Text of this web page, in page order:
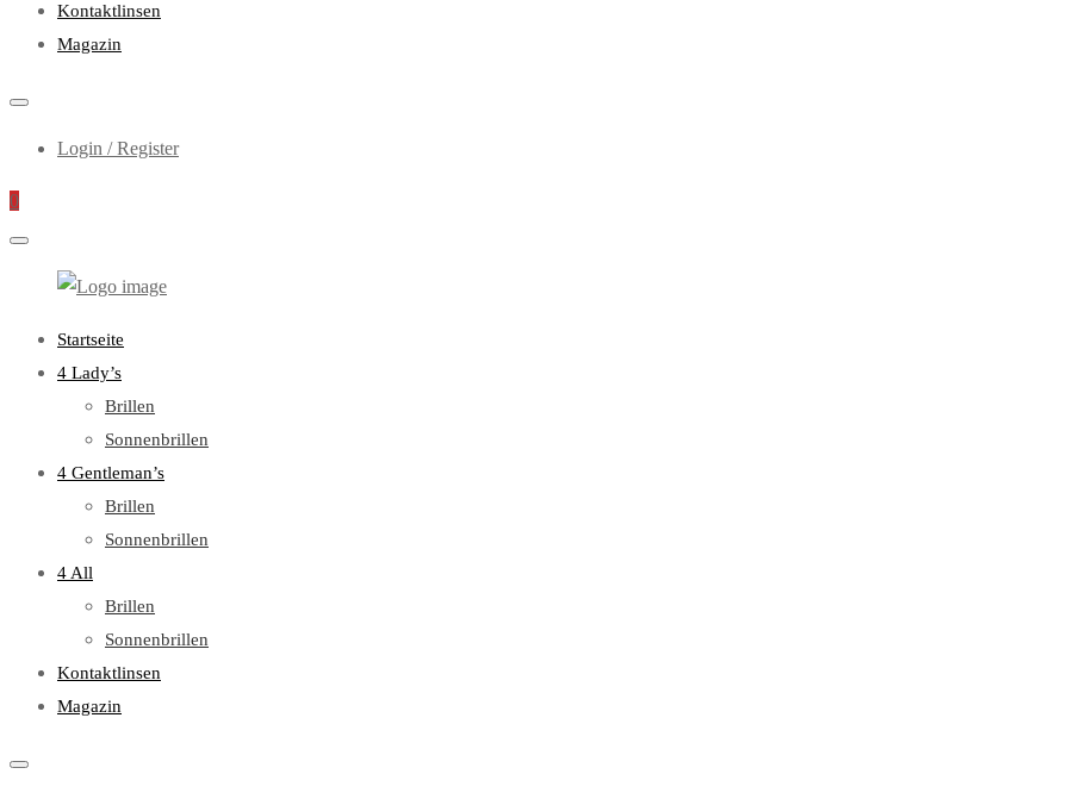
Kontaktlinsen
Magazin
Login / Register
0
Primary
Menu
Startseite
4 Lady’s
Brillen
Sonnenbrillen
4 Gentleman’s
Brillen
Sonnenbrillen
4 All
Brillen
Sonnenbrillen
Kontaktlinsen
Magazin